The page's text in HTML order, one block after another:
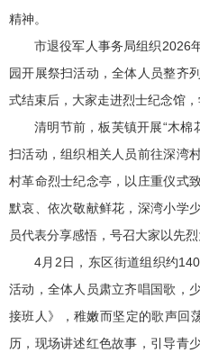
精神。
市退役军人事务局组织2026
园开展祭扫活动，全体人员整齐
式结束后，大家走进烈士纪念馆
清明节前，板芙镇开展“木棉
扫活动，组织相关人员前往深湾
村革命烈士纪念亭，以庄重仪式
默哀、依次敬献鲜花，深湾小学
员代表分享感悟，号召大家以先
4月2日，东区街道组织约
活动，全体人员肃立齐唱国歌，
接班人》，稚嫩而坚定的歌声回
历，现场讲述红色故事，引导青